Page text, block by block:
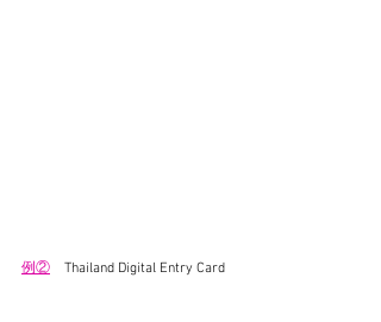
例② Thailand Digital Entry Card